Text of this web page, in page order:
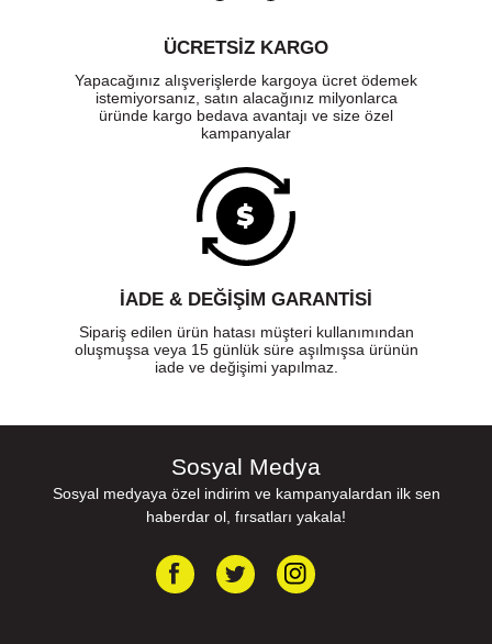
ÜCRETSIZ KARGO
Yapacağınız alışverişlerde kargoya ücret ödemek
istemiyorsanız, satın alacağınız milyonlarca
üründe kargo bedava avantajı ve size özel
kampanyalar
İADE & DEĞİŞİM GARANTİSİ
Sipariş edilen ürün hatası müşteri kullanımından
oluşmuşsa veya 15 günlük süre aşılmışsa ürünün
iade ve değişimi yapılmaz.
Sosyal Medya
Sosyal medyaya özel indirim ve kampanyalardan ilk sen
haberdar ol, fırsatları yakala!